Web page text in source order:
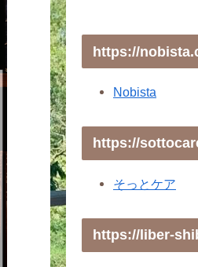
https://
Nobista
https://
そっとケア
https://liber-